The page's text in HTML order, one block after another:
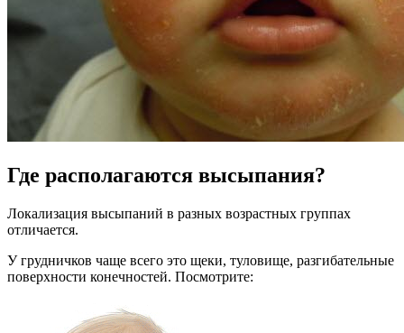
Где располагаются высыпания?
Локализация высыпаний в разных возрастных группах
отличается.
У грудничков чаще всего это щеки, туловище, разгибательные
поверхности конечностей. Посмотрите: